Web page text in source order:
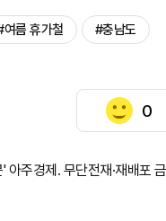
여름 휴가철 #충남도
0
주경제. 무단전재·재배포